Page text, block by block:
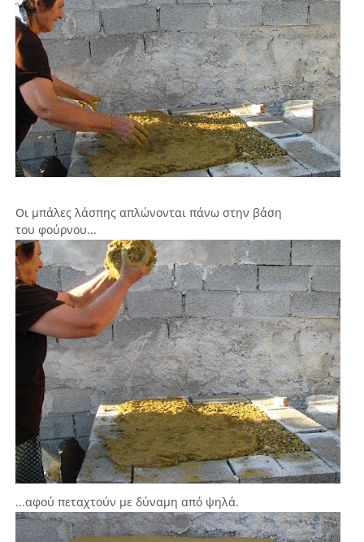
Οι μπάλες λάσπης απλώνονται πάνω στην βάση
του φούρνου...
...αφού πεταχτούν με δύναμη από ψηλά.